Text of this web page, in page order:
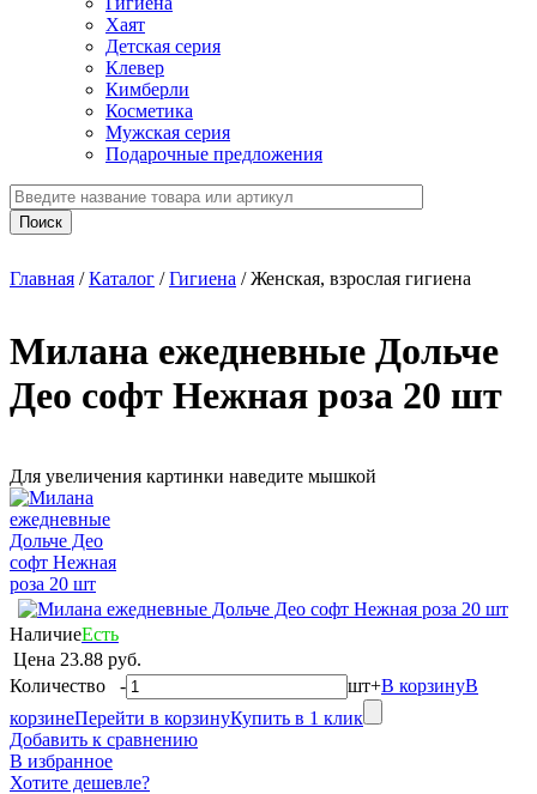
Хаят
Детская серия
Клевер
Кимберли
Косметика
Мужская серия
Подарочные предложения
Главная /Каталог /Гигиена /Женская, взрослая гигиена
Милана ежедневные Дольче
Део софт Нежная роза 20 шт
Для увеличения картинки наведите мышкой
НаличиеЕсть
Цена 23.88 руб.
Количество - шт+В корзинуВ
корзинеПерейти в корзинуКупить в 1 клик
Добавить к сравнению
В избранное
Хотите дешевле?